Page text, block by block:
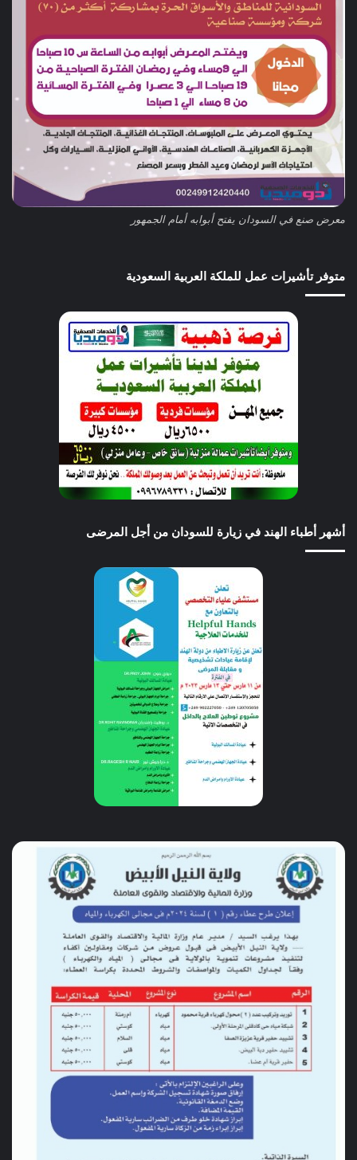
معرض صنع في السودان يفتح أبوابه أمام الجمهور
متوفر تأشيرات عمل للملكة العربية السعودية
أشهر أطباء الهند في زيارة للسودان من أجل المرضى